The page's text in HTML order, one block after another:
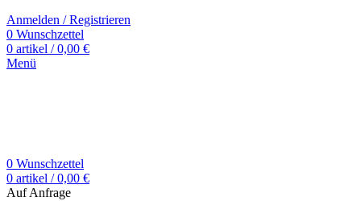
Anmelden / Registrieren
0 Wunschzettel
0 artikel / 0,00 €
Menü
0 Wunschzettel
0 artikel / 0,00 €
Auf Anfrage